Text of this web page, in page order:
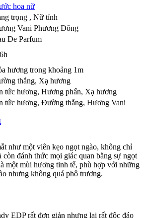
hoa nữ
trọng , Nữ tính
Vani Phương Đông
De Parfum
hương trong khoảng 1m
thắng, Xạ hương
tức hương, Hương phấn, Xạ hương
tức hương, Đường thắng, Hương Vani
như một viên kẹo ngọt ngào, không chỉ
còn đánh thức mọi giác quan bằng sự ngọt
một mùi hương tinh tế, phù hợp với những
nhưng không quá phô trương.
EDP rất đơn giản nhưng lại rất độc đáo